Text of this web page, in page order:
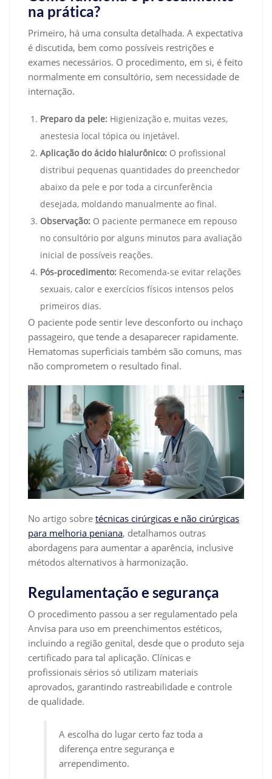
na prática?
Primeiro, há uma consulta detalhada. A expectativa
é discutida, bem como possíveis restrições e
exames necessários. O procedimento, em si, é feito
normalmente em consultório, sem necessidade de
internação.
Preparo da pele: Higienização e, muitas vezes,
anestesia local tópica ou injetável.
Aplicação do ácido hialurônico: O profissional
distribui pequenas quantidades do preenchedor
abaixo da pele e por toda a circunferência
desejada, moldando manualmente ao final.
Observação: O paciente permanece em repouso
no consultório por alguns minutos para avaliação
inicial de possíveis reações.
Pós-procedimento: Recomenda-se evitar relações
sexuais, calor e exercícios físicos intensos pelos
primeiros dias.
O paciente pode sentir leve desconforto ou inchaço
passageiro, que tende a desaparecer rapidamente.
Hematomas superficiais também são comuns, mas
não comprometem o resultado final.
No artigo sobre técnicas cirúrgicas e não cirúrgicas
para melhoria peniana, detalhamos outras
abordagens para aumentar a aparência, inclusive
métodos alternativos à harmonização.
Regulamentação e segurança
O procedimento passou a ser regulamentado pela
Anvisa para uso em preenchimentos estéticos,
incluindo a região genital, desde que o produto seja
certificado para tal aplicação. Clínicas e
profissionais sérios só utilizam materiais
aprovados, garantindo rastreabilidade e controle
de qualidade.
A escolha do lugar certo faz toda a
diferença entre segurança e
arrependimento.